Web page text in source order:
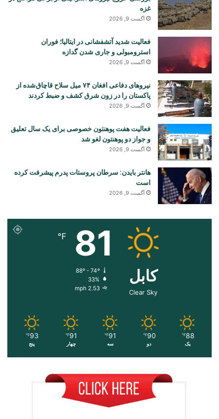
غزه
آگست 9, 2026
فعالیت شدید آتشفشانی در ایتالیا؛ فوران
استرومبولی و جاری شدن گدازه
آگست 9, 2026
نیروهای دفاعی افغان ۷۴ میل سلاح قاچاق‌شده از
پاکستان را در زون شرق کشف و ضبط کردند
آگست 9, 2026
فعالیت هفت پوهنتون خصوصی برای یک سال تعلیق
و جواز دو پوهنتون لغو شد
آگست 9, 2026
هانتر بایدن: سرطان پروستات پدرم پیشرفت کرده
است
آگست 9, 2026
کابل
Clear Sky
81
℉
88º - 74º
33%
2.53 mph
88
℉
یک
90
℉
دو
91
℉
سه
91
℉
چهار
93
℉
پنج